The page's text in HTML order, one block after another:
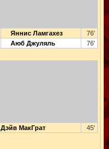
Яннис Ламгахез
76'
Аюб Джуляль 76'
Дэйв МакГрат 45'